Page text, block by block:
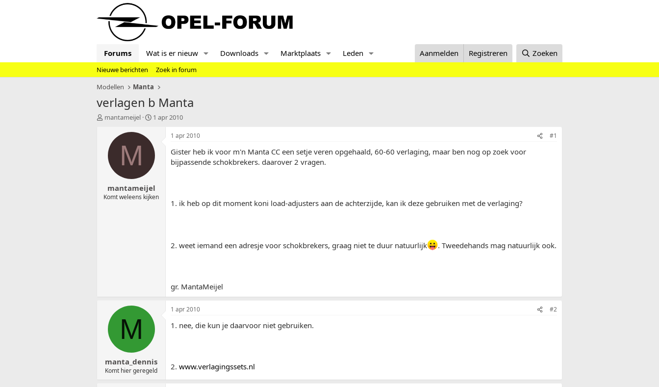
Forums Wat is er nieuw Downloads Marktplaats Leden Aanmelden Registreren Zoeken
Nieuwe berichten
Zoek in forum
Modellen
Manta
verlagen b Manta
T
t
mantameijel
S
r
t
d
u
m
1 apr 2010
M
mantameijel
Komt weleens kijken
1 apr 2010 #1
Gister heb ik voor m'n Manta CC een setje veren opgehaald, 60-60 verlaging, maar ben nog op zoek voor
bijpassende schokbrekers. daarover 2 vragen.
1. ik heb op dit moment koni load-adjusters aan de achterzijde, kan ik deze gebruiken met de verlaging?
2. weet iemand een adresje voor schokbrekers, graag niet te duur natuurlijk . Tweedehands mag natuurlijk ook.
gr. MantaMeijel
M
manta_dennis
Komt hier geregeld
1 apr 2010 #2
1. nee, die kun je daarvoor niet gebruiken.
2. www.verlagingssets.nl